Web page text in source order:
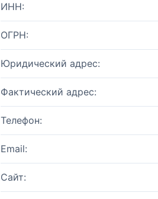
ИНН:
ОГРН:
Юридический адрес:
Фактический адрес:
Телефон:
Email:
Сайт: